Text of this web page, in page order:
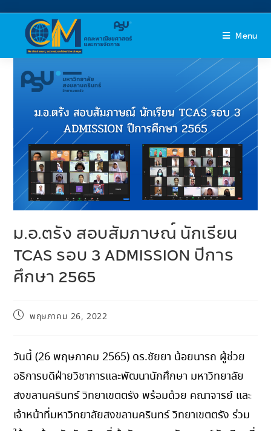
Menu
ม.อ.ตรัง สอบสัมภาษณ์ นักเรียน
TCAS รอบ 3 ADMISSION ปีการ
ศึกษา 2565
พฤษภาคม 26, 2022
วันนี้ (26 พฤษภาคม 2565) ดร.ชัยยา น้อยนารถ ผู้ช่วย
อธิการบดีฝ่ายวิชาการและพัฒนานักศึกษา มหาวิทยาลัย
สงขลานครินทร์ วิทยาเขตตรัง พร้อมด้วย คณาจารย์ และ
เจ้าหน้าที่มหาวิทยาลัยสงขลานครินทร์ วิทยาเขตตรัง ร่วม